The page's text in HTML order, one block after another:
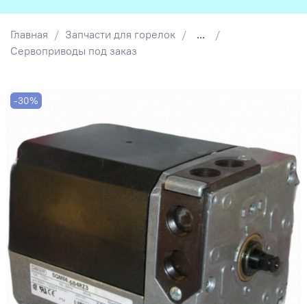
Главная Запчасти для горелок
...
Сервоприводы под заказ
-30%